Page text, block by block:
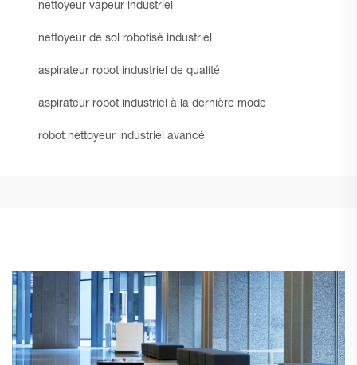
nettoyeur vapeur industriel
nettoyeur de sol robotisé industriel
aspirateur robot industriel de qualité
aspirateur robot industriel à la dernière mode
robot nettoyeur industriel avancé